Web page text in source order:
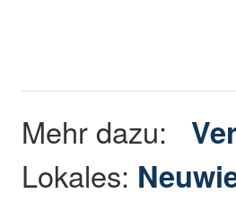
Mehr dazu:
Lokales: